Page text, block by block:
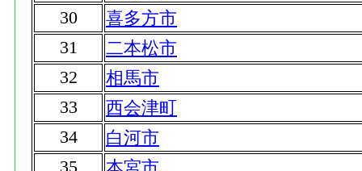
30
喜多方市
31
二本松市
32
相馬市
33
西会津町
34
白河市
35